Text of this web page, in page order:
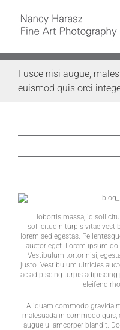
content
Fusce nisi augue,
euismod quis orci
lobortis massa, id
sollicitudin turpis vitae
lorem sed egestas.
auctor eget. Lorem ipsum
Vestibulum tortor nisi,
justo. Vestibulum ultricies
ac adipiscing turpis
eleifend
Aliquam commodo gravida
malesuada in commodo
augue ullamcorper blandit.